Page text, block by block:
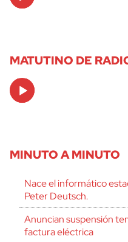
MATUTINO DE
Audio
Player
MINUTO A MINUTO
Nace el informático
Peter Deutsch.
Anuncian suspensión
factura eléctrica